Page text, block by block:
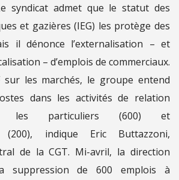
syndicat admet que le statut des
et gazières (IEG) les protège des
il dénonce l’externalisation – et
– d’emplois de commerciaux.
sur les marchés, le groupe entend
dans les activités de relation
les particuliers (600) et
indique Eric Buttazzoni,
de la CGT. Mi-avril, la direction
suppression de 600 emplois à